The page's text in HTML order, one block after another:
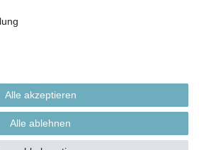
& Zahlungsbedingungen
Alle akzeptieren
Alle ablehnen